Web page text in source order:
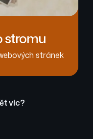
stromu
stránek
víc?